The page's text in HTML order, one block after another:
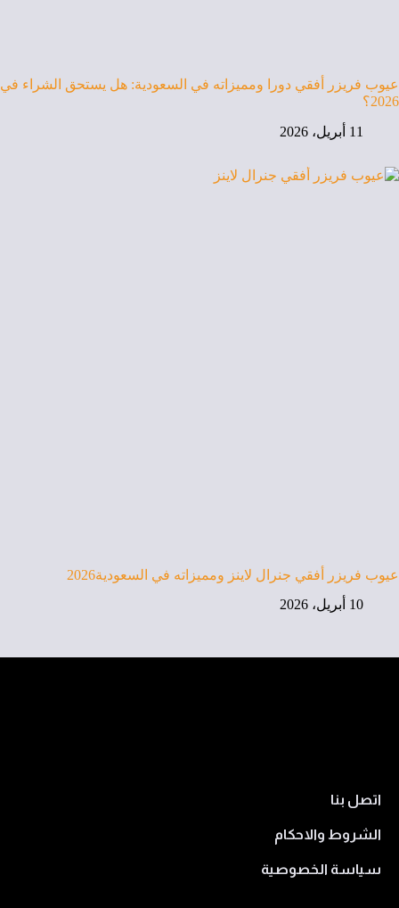
عيوب فريزر أفقي دورا ومميزاته في السعودية: هل يستحق الشراء في
2026؟
11 أبريل، 2026
عيوب فريزر أفقي جنرال لاينز ومميزاته في السعودية2026
10 أبريل، 2026
اتصل بنا
الشروط والاحكام
سياسة الخصوصية